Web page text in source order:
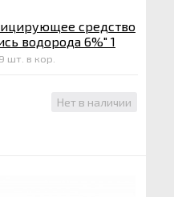
средство
водорода 6%" 1
шт. в кор.
Нет в наличии